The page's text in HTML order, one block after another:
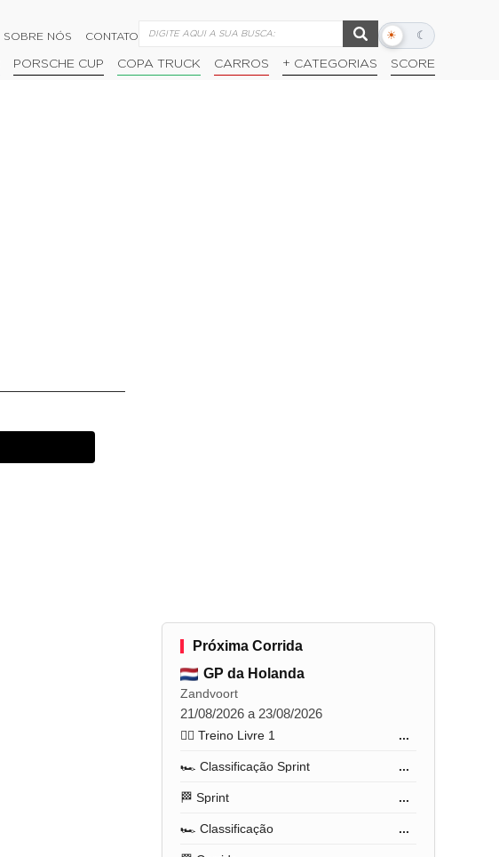
SOBRE NÓS CONTATO ☀ ☾
Alternar
escuro
PORSCHE CUP COPA TRUCK CARROS + CATEGORIAS SCORE
Próxima Corrida
GP da Holanda
Zandvoort
21/08/2026 a 23/08/2026
🏋️‍♂️ Treino Livre 1 ...
🏎️ Classificação Sprint ...
🏁 Sprint ...
🏎️ Classificação ...